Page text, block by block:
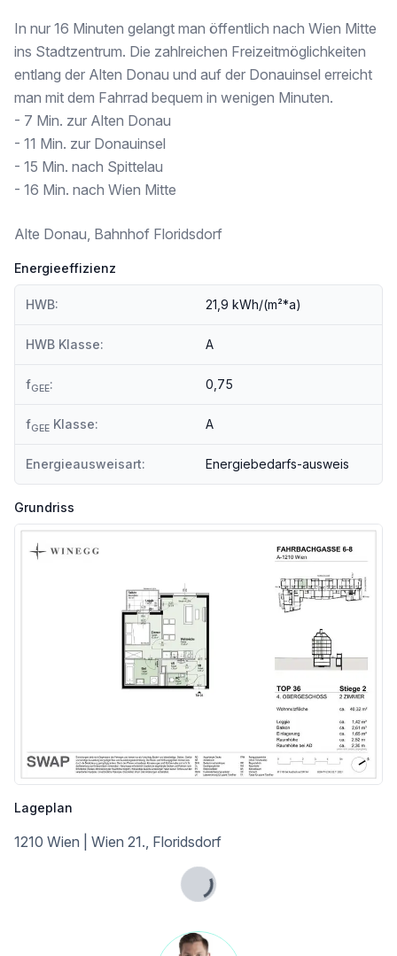
Universität <250m
Höhere Schule <500m
Nahversorgung
Supermarkt <250m
Bäckerei <250m
Sonstige
Geldautomat <250m
Polizei <750m
Verkehr
Bus <250m
U-Bahn <250m
Bahnhof <250m
In nur 16 Minuten gelangt man öffentlich nach Wien Mitte
ins Stadtzentrum. Die zahlreichen Freizeitmöglichkeiten
entlang der Alten Donau und auf der Donauinsel erreicht
man mit dem Fahrrad bequem in wenigen Minuten.
- 7 Min. zur Alten Donau
- 11 Min. zur Donauinsel
- 15 Min. nach Spittelau
- 16 Min. nach Wien Mitte
Alte Donau, Bahnhof Floridsdorf
Energieeffizienz
HWB: 21,9 kWh/(m²*a)
HWB Klasse: A
fGEE: 0,75
fGEE Klasse: A
Energieausweisart: Energiebedarfs-ausweis
Grundriss
Lageplan
1210 Wien | Wien 21., Floridsdorf
Lade...